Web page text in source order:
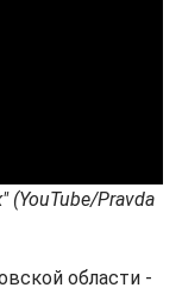
(YouTube/Pravda
области -